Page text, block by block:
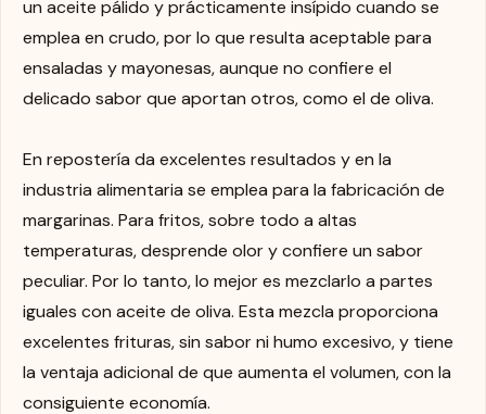
un aceite pálido y prácticamente insípido cuando se
emplea en crudo, por lo que resulta aceptable para
ensaladas y mayonesas, aunque no confiere el
delicado sabor que aportan otros, como el de oliva.
En repostería da excelentes resultados y en la
industria alimentaria se emplea para la fabricación de
margarinas. Para fritos, sobre todo a altas
temperaturas, desprende olor y confiere un sabor
peculiar. Por lo tanto, lo mejor es mezclarlo a partes
iguales con aceite de oliva. Esta mezcla proporciona
excelentes frituras, sin sabor ni humo excesivo, y tiene
la ventaja adicional de que aumenta el volumen, con la
consiguiente economía.